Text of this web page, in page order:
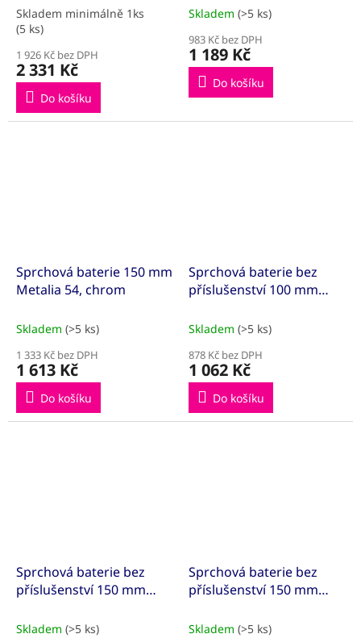
150 mm
Skladem minimálně 1ks
(5 ks)
1 926 Kč bez DPH
2 331 Kč
Do košíku
Skladem (>5 ks)
983 Kč bez DPH
1 189 Kč
Do košíku
Sprchová baterie 150 mm
Metalia 54, chrom
Skladem (>5 ks)
1 333 Kč bez DPH
1 613 Kč
Do košíku
Sprchová baterie bez
příslušenství 100 mm
Skladem (>5 ks)
878 Kč bez DPH
1 062 Kč
Do košíku
Sprchová baterie bez
příslušenství 150 mm
Skladem (>5 ks)
Sprchová baterie bez
příslušenství 150 mm
Skladem (>5 ks)